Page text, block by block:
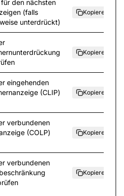
für den nächsten
(falls
unterdrückt)
Kopieren
Kopieren
eingehenden
(CLIP)
Kopieren
verbundenen
(COLP)
Kopieren
verbundenen
Kopieren